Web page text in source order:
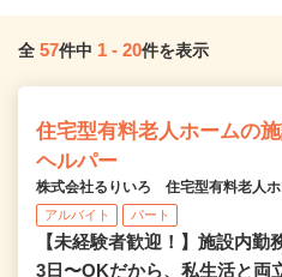
全 57件中 1 - 20件を表示
住宅型有料老人ホームの
ヘルパー
株式会社るりいろ 住宅型有料老人
アルバイト パート
【未経験者歓迎！】施設内勤
3日〜OKだから、私生活と両